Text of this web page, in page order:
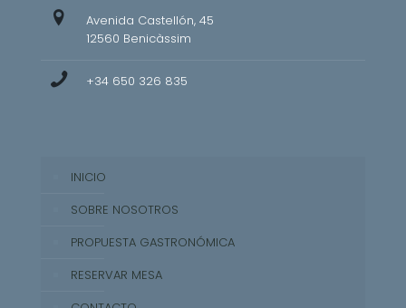
Avenida Castellón, 45
12560 Benicàssim
+34 650 326 835
INICIO
SOBRE NOSOTROS
PROPUESTA GASTRONÓMICA
RESERVAR MESA